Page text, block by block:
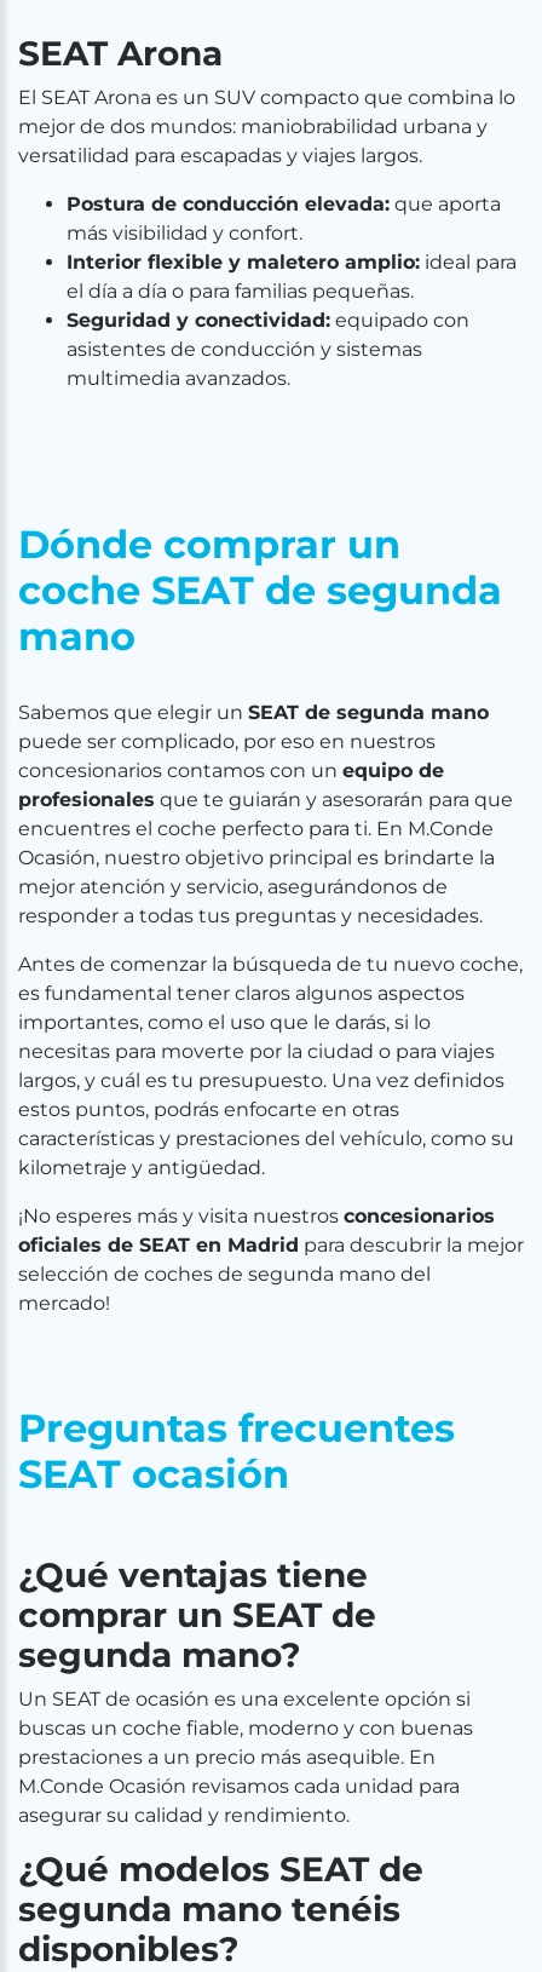
SEAT Arona
El SEAT Arona es un SUV compacto que combina lo
mejor de dos mundos: maniobrabilidad urbana y
versatilidad para escapadas y viajes largos.
Postura de conducción elevada: que aporta
más visibilidad y confort.
Interior flexible y maletero amplio: ideal para
el día a día o para familias pequeñas.
Seguridad y conectividad: equipado con
asistentes de conducción y sistemas
multimedia avanzados.
Dónde comprar un
coche SEAT de segunda
mano
Sabemos que elegir un SEAT de segunda mano
puede ser complicado, por eso en nuestros
concesionarios contamos con un equipo de
profesionales que te guiarán y asesorarán para que
encuentres el coche perfecto para ti. En M.Conde
Ocasión, nuestro objetivo principal es brindarte la
mejor atención y servicio, asegurándonos de
responder a todas tus preguntas y necesidades.
Antes de comenzar la búsqueda de tu nuevo coche,
es fundamental tener claros algunos aspectos
importantes, como el uso que le darás, si lo
necesitas para moverte por la ciudad o para viajes
largos, y cuál es tu presupuesto. Una vez definidos
estos puntos, podrás enfocarte en otras
características y prestaciones del vehículo, como su
kilometraje y antigüedad.
¡No esperes más y visita nuestros concesionarios
oficiales de SEAT en Madrid para descubrir la mejor
selección de coches de segunda mano del
mercado!
Preguntas frecuentes
SEAT ocasión
¿Qué ventajas tiene
comprar un SEAT de
segunda mano?
Un SEAT de ocasión es una excelente opción si
buscas un coche fiable, moderno y con buenas
prestaciones a un precio más asequible. En
M.Conde Ocasión revisamos cada unidad para
asegurar su calidad y rendimiento.
¿Qué modelos SEAT de
segunda mano tenéis
disponibles?